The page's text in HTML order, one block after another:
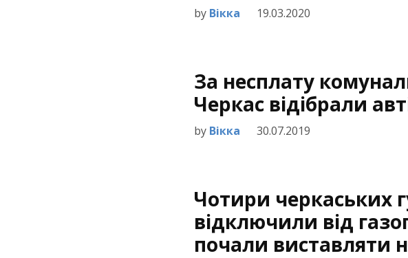
by Вікка 19.03.2020
За несплату
Черкас відібрали
by Вікка 30.07.2019
Чотири черкаських
відключили від
почали виставляти